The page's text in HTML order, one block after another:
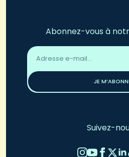
Abonnez-vous à
Adresse
email
JE
Suivez-